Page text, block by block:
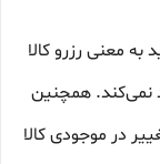
به معنی رزرو کالا
نمی‌کند. همچنین
در موجودی کالا